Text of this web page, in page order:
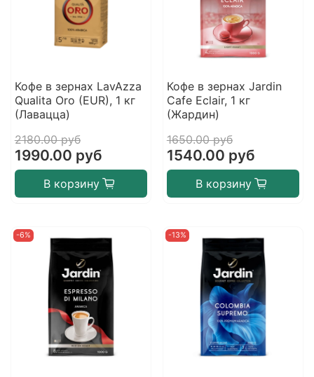
Кофе в зернах LavAzza
Qualita Oro (EUR), 1 кг
(Лавацца)
2180.00 руб
1990.00 руб
В корзину
Кофе в зернах Jardin
Cafe Eclair, 1 кг
(Жардин)
1650.00 руб
1540.00 руб
В корзину
-6% -13%